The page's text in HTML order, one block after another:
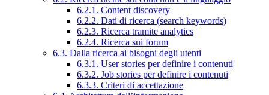
6.2.1. Content discovery
6.2.2. Dati di ricerca (search keywords)
6.2.3. Ricerca tramite analytics
6.2.4. Ricerca sui forum
6.3. Dalla ricerca ai bisogni degli utenti
6.3.1. User stories per definire i contenuti
6.3.2. Job stories per definire i contenuti
6.3.3. Criteri di accettazione